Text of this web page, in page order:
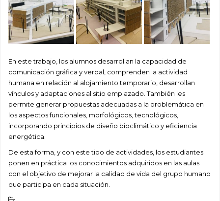
En este trabajo, los alumnos desarrollan la capacidad de
comunicación gráfica y verbal, comprenden la actividad
humana en relación al alojamiento temporario, desarrollan
vínculos y adaptaciones al sitio emplazado. También les
permite generar propuestas adecuadas a la problemática en
los aspectos funcionales, morfológicos, tecnológicos,
incorporando principios de diseño bioclimático y eficiencia
energética.
De esta forma, y con este tipo de actividades, los estudiantes
ponen en práctica los conocimientos adquiridos en las aulas
con el objetivo de mejorar la calidad de vida del grupo humano
que participa en cada situación.